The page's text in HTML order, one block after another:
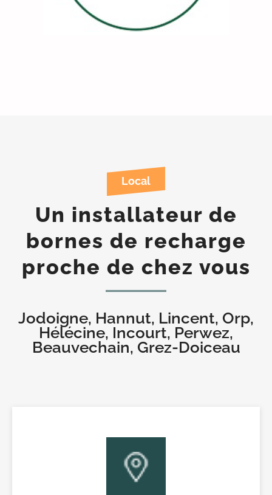
Local
Un installateur de
bornes de recharge
proche de chez vous
Jodoigne, Hannut, Lincent, Orp,
Hélécine, Incourt, Perwez,
Beauvechain, Grez-Doiceau